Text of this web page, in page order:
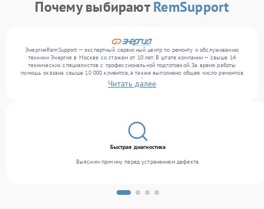
Почему выбираютRemSupport
ЭнергияRemSupport — экспертный сервисный центр по ремонту и обслуживанию
техники Энергия в Москве со стажем от 10 лет. В штате компании — свыше 14
технических специалистов с профессиональной подготовкой. За время работы
помощь оказана свыше 10 000 клиентов, а также выполнено общее число ремонтов
превысило 12 000. Ежемесячно в сервисный центр поступает свыше 300 единиц
техники, включая , , . Мы выполняем ремонт различного уровня сложности и
Читать далее
Быстрая диагностика
Выясним причину перед устранением дефекта.